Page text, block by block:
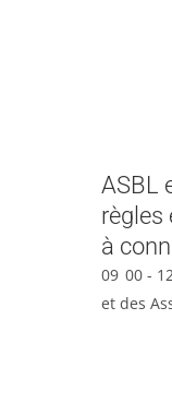
ASBL
règles
à
09 00 -
et des